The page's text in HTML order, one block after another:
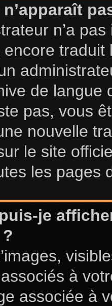
n’a
encore
de
pas, vous
nouvelle
le site
les pages
je
à
associée à